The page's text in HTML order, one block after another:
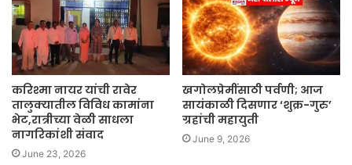
करिश्मा नायर यांची रावेर
तालुक्यातील विविध कामांना
भेट,रात्रीच्या वेळी साधला
नागरिकांशी संवाद
June 23, 2026
खगोलप्रेमींसाठी पर्वणी; आज
सायंकाळी दिसणार ‘शुक्र-गुरु’
ग्रहांची महायुती
June 9, 2026